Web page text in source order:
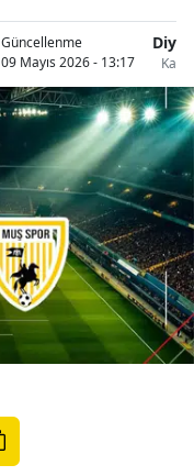
Güncellenme
09 Mayıs 2026 - 13:17